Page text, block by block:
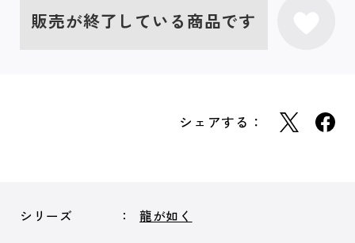
販売が終了している商品です
シェアする：
シリーズ 龍が如く